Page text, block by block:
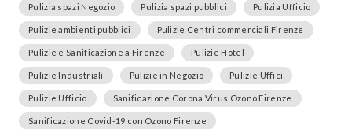
Pulizia spazi Negozio Pulizia spazi pubblici Pulizia Ufficio
Pulizie ambienti pubblici Pulizie Centri commerciali Firenze
Pulizie e Sanificazione a Firenze Pulizie Hotel
Pulizie Industriali Pulizie in Negozio Pulizie Uffici
Pulizie Ufficio Sanificazione Corona Virus Ozono Firenze
Sanificazione Covid-19 con Ozono Firenze